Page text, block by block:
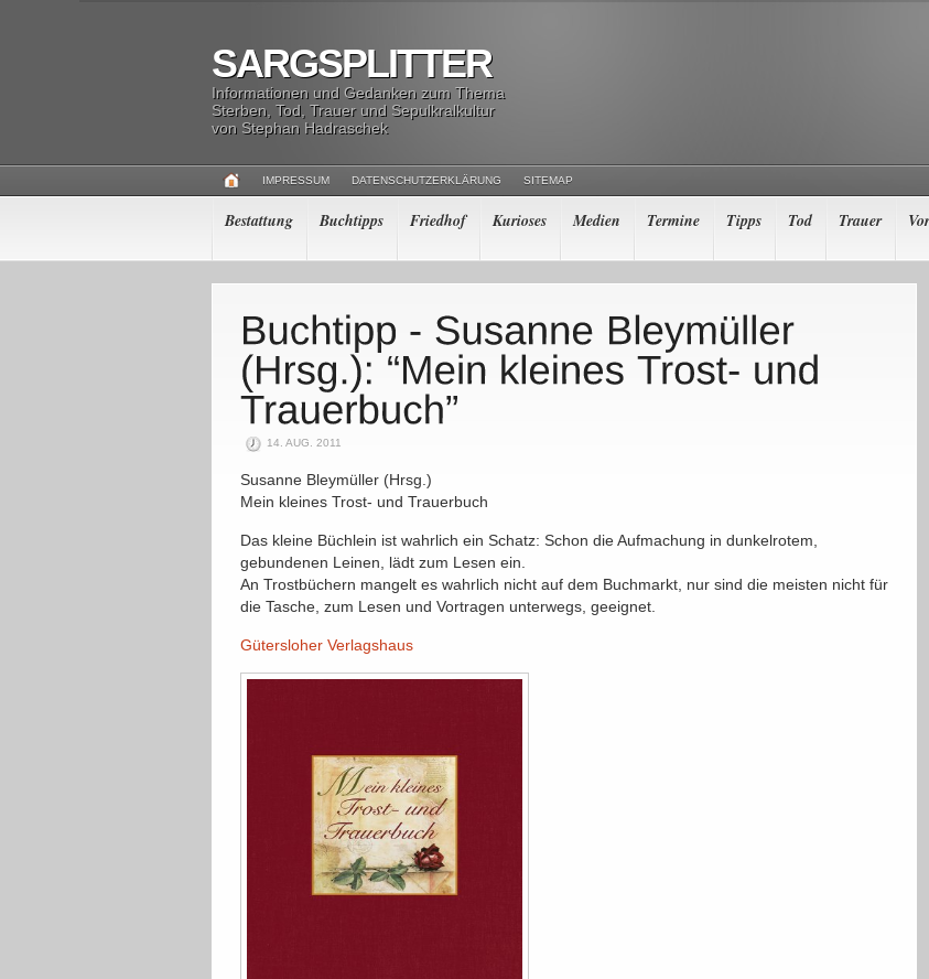
SARGSPLITTER
Informationen und Gedanken zum Thema
Sterben, Tod, Trauer und Sepulkralkultur
von Stephan Hadraschek
IMPRESSUM DATENSCHUTZERKLÄRUNG SITEMAP
Bestattung Buchtipps Friedhof Kurioses Medien Termine Tipps Tod Trauer
14. AUG. 2011
Susanne Bleymüller (Hrsg.)
Mein kleines Trost- und Trauerbuch
Das kleine Büchlein ist wahrlich ein Schatz: Schon die Aufmachung in dunkelrotem,
gebundenen Leinen, lädt zum Lesen ein.
An Trostbüchern mangelt es wahrlich nicht auf dem Buchmarkt, nur sind die meisten nicht für
die Tasche, zum Lesen und Vortragen unterwegs, geeignet.
Gütersloher Verlagshaus